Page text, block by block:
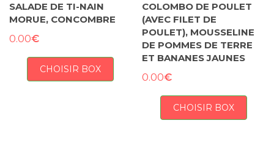
SALADE DE TI-NAIN
MORUE, CONCOMBRE
0.00€
CHOISIR BOX
COLOMBO DE POULET
(AVEC FILET DE
POULET), MOUSSELINE
DE POMMES DE TERRE
ET BANANES JAUNES
0.00€
CHOISIR BOX